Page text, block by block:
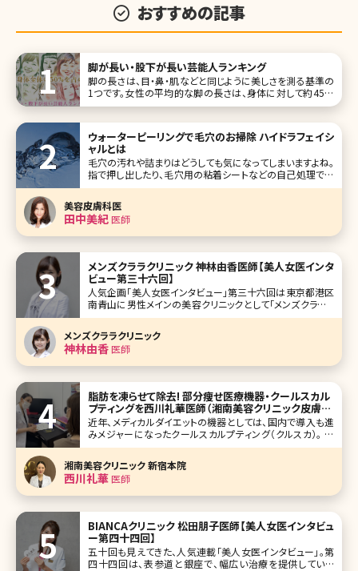
おすすめの記事
脚が長い・股下が長い芸能人ランキング
脚の長さは、目・鼻・肌などと同じように美しさを測る基準の
1つです。女性の平均的な脚の長さは、身体に対して約45％
が平均値。例えば、身長160cmの場合、股下が72cmあれば
は脚を細
ウォーターピーリングで毛穴のお掃除 ハイドラフェイシ
ャルとは
毛穴の汚れや詰まりはどうしても気になってしまいますよね。
指で押し出したり、毛穴用の粘着シートなどの自己処理で無
理に毛穴詰まりを解消しようとするとお肌を傷つけてしまっ
たり、負荷がかかることによって毛穴が広がってしまい目立
ってしまうなどトラブルの原因となります。 ハイドラフェイシ
ャルはピーリングの
美容皮膚科医
田中美紀医師
メンズクララクリニック 神林由香医師【美人女医インタ
ビュー第三十六回】
人気企画「美人女医インタビュー」第三十六回は東京都港区
南青山に男性メインの美容クリニックとして「メンズクララク
リニック」を開院された神林由香（かんばやしゆか）先生です。
テーマはずばりナチュラル美容医療。先生のこれまでの美容
皮膚科医としての経験から、すべての理想を具現化したの
が、「メンズクララク
メンズクララクリニック
神林由香医師
脂肪を凍らせて除去! 部分痩せ医療機器・クールスカル
プティングを西川礼華医師（湘南美容クリニック皮膚科
全体統括）が徹底解説
近年、メディカルダイエットの機器としては、国内で導入も進
みメジャーになったクールスカルプティング（クルスカ）。 痩
身作用において、厚労省と米国FDA（食品医薬品局）が認可
した機器で、通常のダイエットでは難しい「部分痩せ」を痛み、
ダウンタイムほとんどナシで実現するという夢のような機器
とは!?
湘南美容クリニック 新宿本院
西川礼華医師
BIANCAクリニック 松田朋子医師【美人女医インタビュ
ー第四十四回】
五十回も見えてきた、人気連載「美人女医インタビュー」。第
四十四回は、表参道と銀座で、幅広い治療を提供している